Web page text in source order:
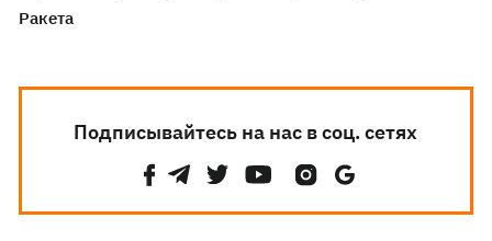
Ракета
Подписывайтесь на нас в соц. сетях